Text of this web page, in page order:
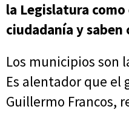
la Legislatura
ciudadanía y saben
Los municipios son
Es alentador que el
Guillermo Francos,